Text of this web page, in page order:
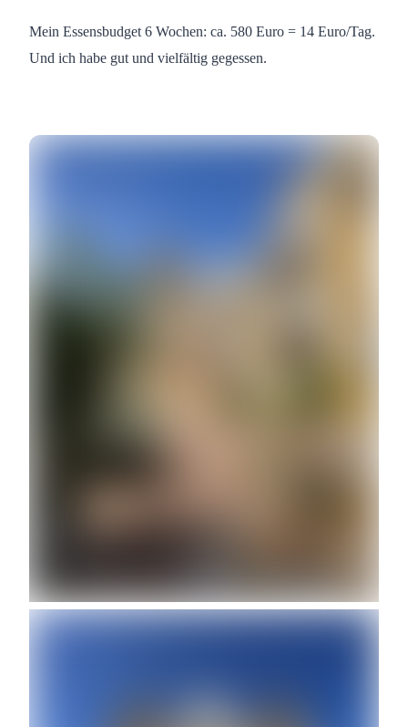
Mein Essensbudget 6 Wochen: ca. 580 Euro = 14 Euro/Tag.
Und ich habe gut und vielfältig gegessen.